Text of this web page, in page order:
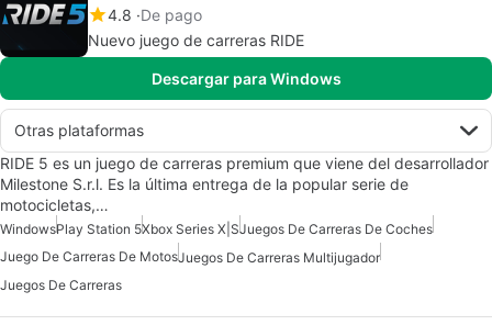
4.8 De pago
Nuevo juego de carreras RIDE
Descargar para Windows
Otras plataformas
RIDE 5 es un juego de carreras premium que viene del desarrollador
Milestone S.r.l. Es la última entrega de la popular serie de
motocicletas,…
WindowsPlay Station 5Xbox Series X|SJuegos De Carreras De Coches
Juego De Carreras De MotosJuegos De Carreras Multijugador
Juegos De Carreras